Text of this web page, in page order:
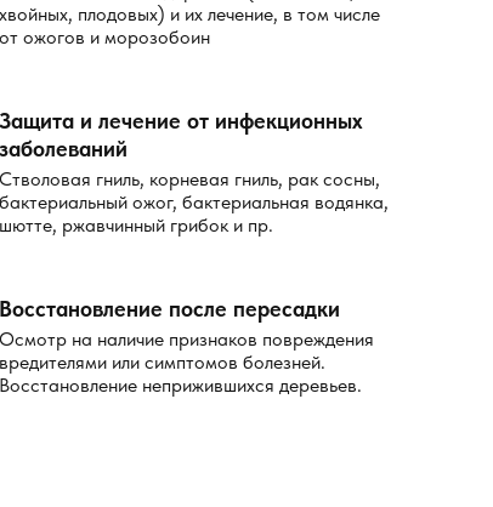
хвойных, плодовых) и их лечение, в том числе
от ожогов и морозобоин
Защита и лечение от инфекционных
заболеваний
Стволовая гниль, корневая гниль, рак сосны,
бактериальный ожог, бактериальная водянка,
шютте, ржавчинный грибок и пр.
после пересадки
Осмотр на наличие признаков повреждения
вредителями или симптомов болезней.
Восстановление неприжившихся деревьев.